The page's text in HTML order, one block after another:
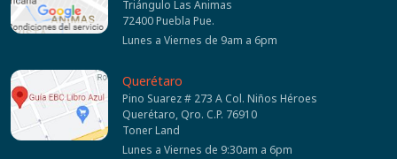
Triángulo Las Ánimas
72400 Puebla Pue.
Lunes a Viernes de 9am a 6pm
Querétaro
Pino Suarez # 273 A Col. Niños Héroes
Querétaro, Qro. C.P. 76910
Toner Land
Lunes a Viernes de 9:30am a 6pm